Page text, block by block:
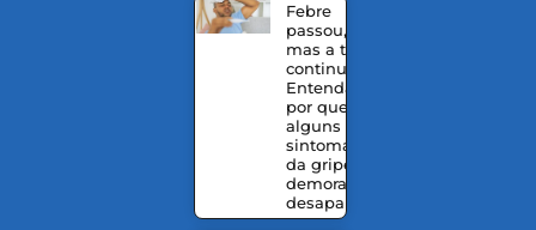
Febre
passou,
mas a tosse
continua?
Entenda
por que
alguns
sintomas
da gripe
demoram a
desaparecer